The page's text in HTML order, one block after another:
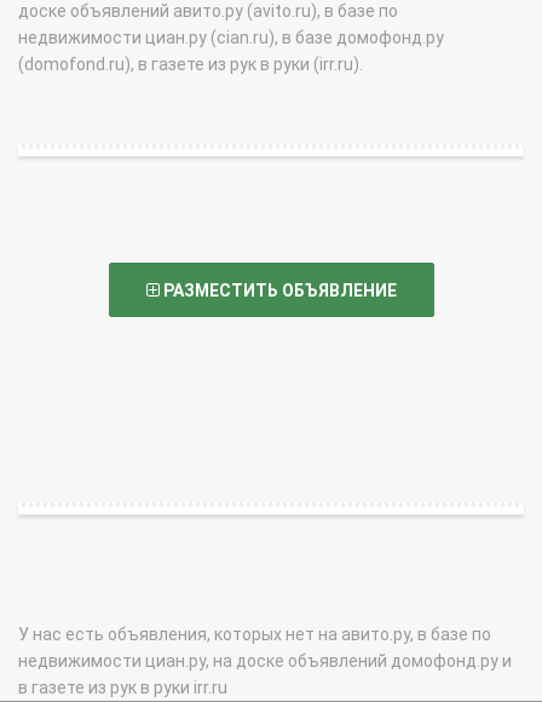
доске объявлений авито.ру (avito.ru), в базе по
недвижимости циан.ру (cian.ru), в базе домофонд.ру
(domofond.ru), в газете из рук в руки (irr.ru).
РАЗМЕСТИТЬ ОБЪЯВЛЕНИЕ
У нас есть объявления, которых нет на авито.ру, в базе по
недвижимости циан.ру, на доске объявлений домофонд.ру и
в газете из рук в руки irr.ru